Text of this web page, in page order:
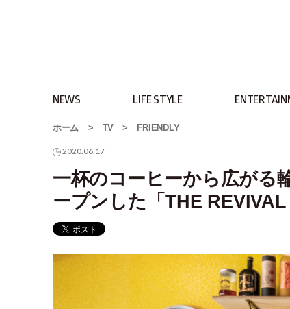
NEWS LIFE STYLE
ホーム > TV > FRIENDLY
2020.06.17
一杯のコーヒーから広がる
ープンした「THE REVIVAL